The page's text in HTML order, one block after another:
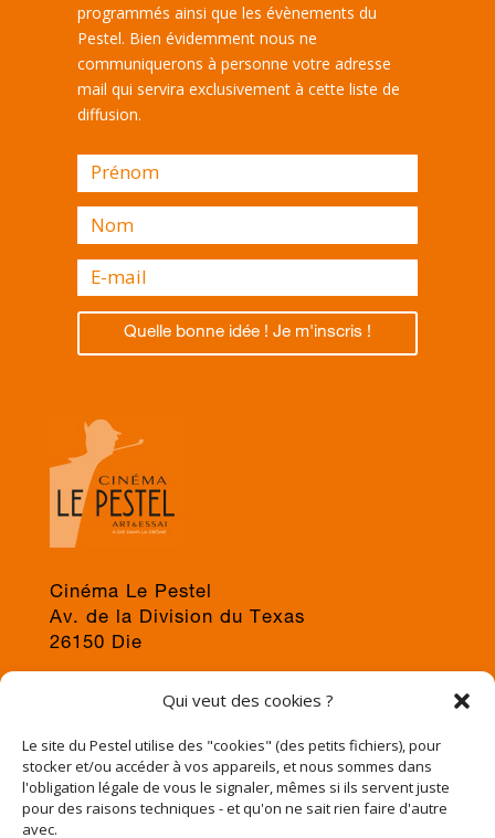
Qui veut des cookies ?
Le site du Pestel utilise des "cookies" (des petits fichiers), pour
stocker et/ou accéder à vos appareils, et nous sommes dans
l'obligation légale de vous le signaler, mêmes si ils servent juste
pour des raisons techniques - et qu'on ne sait rien faire d'autre
avec.
programmés ainsi que les évènements du
Pestel. Bien évidemment nous ne
communiquerons à personne votre adresse
mail qui servira exclusivement à cette liste de
diffusion.
Quelle bonne idée ! Je m'inscris !
Cinéma Le Pestel
Av. de la Division du Texas
26150 Die
jps@cinema-le-pestel.fr
oumediation@cinema-le-pestel.fr